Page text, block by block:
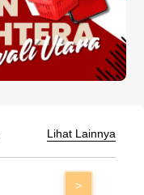
Lihat Lainnya
>